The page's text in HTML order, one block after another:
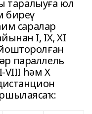
таралыуға юл
биреү
саралар
I, IX, XI
параллель
VIII һәм X